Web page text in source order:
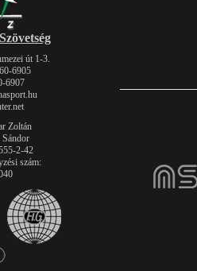
út 1-3.
6905
6907
Zoltán
2-42
szám: